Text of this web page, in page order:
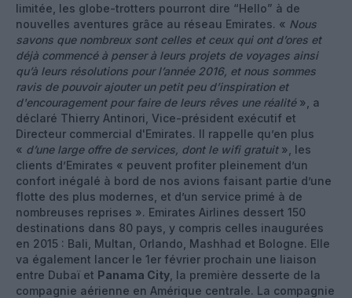
limitée, les globe-trotters pourront dire “Hello” à de
nouvelles aventures grâce au réseau Emirates. « Nous
savons que nombreux sont celles et ceux qui ont d’ores et
déjà commencé à penser à leurs projets de voyages ainsi
qu’à leurs résolutions pour l’année 2016, et nous sommes
ravis de pouvoir ajouter un petit peu d’inspiration et
d'encouragement pour faire de leurs rêves une réalité», a
déclaré Thierry Antinori, Vice-président exécutif et
Directeur commercial d'Emirates. Il rappelle qu’en plus
« d’une large offre de services, dont le wifi gratuit», les
clients d’Emirates « peuvent profiter pleinement d’un
confort inégalé à bord de nos avions faisant partie d’une
flotte des plus modernes, et d’un service primé à de
nombreuses reprises ». Emirates Airlines dessert 150
destinations dans 80 pays, y compris celles inaugurées
en 2015 : Bali, Multan, Orlando, Mashhad et Bologne. Elle
va également lancer le 1er février prochain une liaison
entre Dubaï et Panama City , la première desserte de la
compagnie aérienne en Amérique centrale. La compagnie